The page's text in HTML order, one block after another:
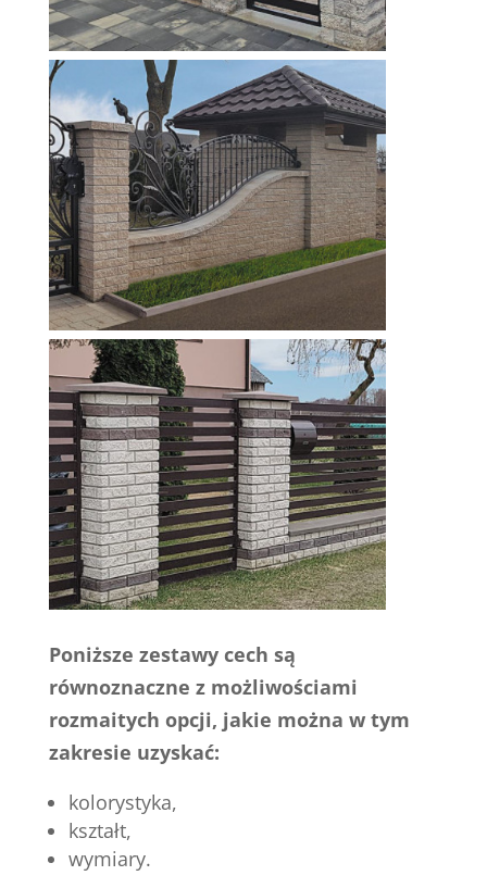
Poniższe zestawy cech są
równoznaczne z możliwościami
rozmaitych opcji, jakie można w tym
zakresie uzyskać:
kolorystyka,
kształt,
wymiary.